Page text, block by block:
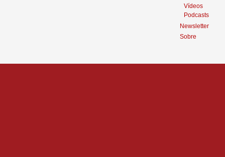
Vídeos
Podcasts
Newsletter
Sobre